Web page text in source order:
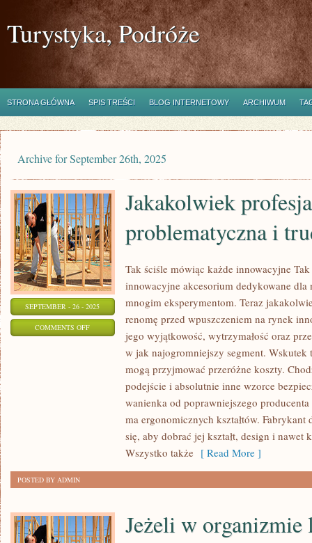
Turystyka, Podróże
STRONA GŁÓWNA SPIS TREŚCI BLOG INTERNETOWY ARCHIWUM
Archive for September 26th, 2025
SEPTEMBER - 26 - 2025
COMMENTS OFFON
JAKAKOLWIEK
Jakakolwiek
problematyczna i
Tak ściśle mówiąc każde innowacyjne
innowacyjne akcesorium dedykowane dla
mnogim eksperymentom. Teraz
renomę przed wpuszczeniem na rynek
jego wyjątkowość, wytrzymałość oraz
w jak najogromniejszy segment. Wskutek
mogą przyjmować przeróżne koszty.
podejście i absolutnie inne wzorce
wanienka od poprawniejszego
ma ergonomicznych kształtów. Fabrykant
się, aby dobrać jej kształt, design i nawet
Wszystko także [ Read More ]
POSTED BY ADMIN
Jeżeli w